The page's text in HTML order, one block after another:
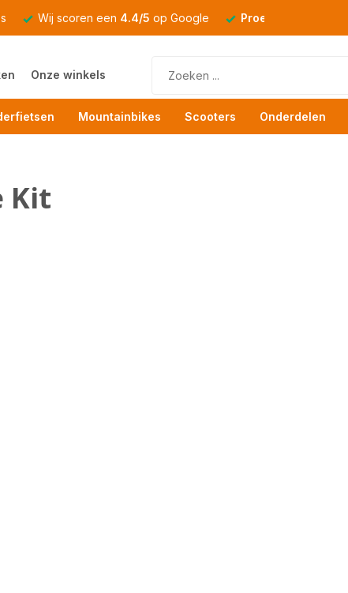
Wij scoren een 4.4/5 op Google Proefrit
Onze winkels
Mountainbikes Scooters Onderdelen
Kit